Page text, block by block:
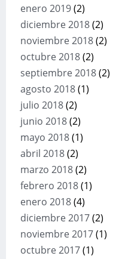
enero 2019(2)
diciembre 2018(2)
noviembre 2018(2)
octubre 2018(2)
septiembre 2018(2)
agosto 2018(1)
julio 2018(2)
junio 2018(2)
mayo 2018(1)
abril 2018(2)
marzo 2018(2)
febrero 2018(1)
enero 2018(4)
diciembre 2017(2)
noviembre 2017(1)
octubre 2017(1)